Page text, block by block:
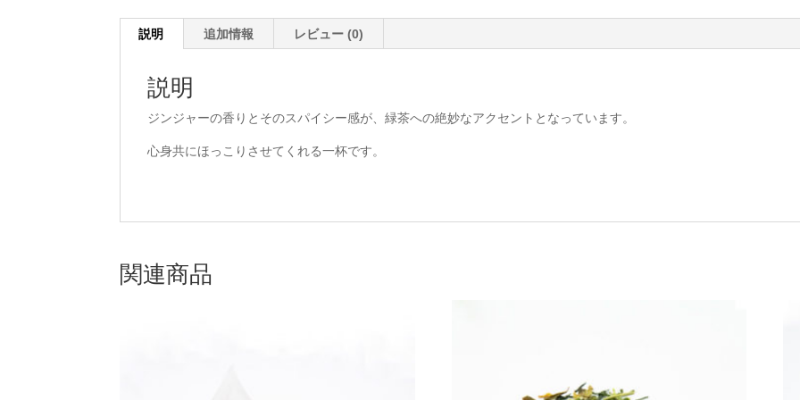
説明 追加情報 レビュー (0)
説明
ジンジャーの香りとそのスパイシー感が、緑茶への絶妙なアクセントとなっています。
心身共にほっこりさせてくれる一杯です。
関連商品